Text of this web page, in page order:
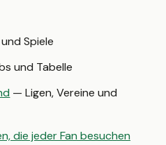
Spiele
und Tabelle
— Ligen, Vereine und
die jeder Fan besuchen